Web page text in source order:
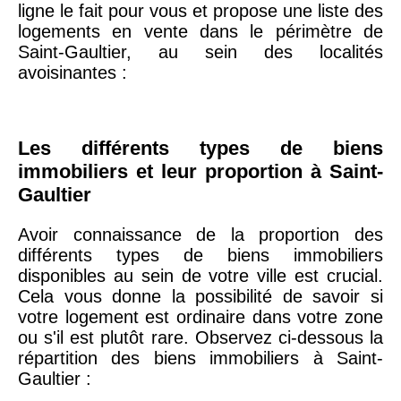
75019 -Paris
19ème
51100 - Reims 3 036 € 2 667 €
75013 -Paris
13ème
arrondissement
10 073 € 11 085 €
76600 - Le Havre 2 455 € 2 453 €
42000 -Saint-
Étienne
1 404 € 2 013 €
ligne le fait pour vous et propose une liste des
logements en vente dans le périmètre de
Saint-Gaultier, au sein des localités
avoisinantes :
Les différents types de biens
immobiliers et leur proportion à Saint-
Gaultier
Avoir connaissance de la proportion des
différents types de biens immobiliers
disponibles au sein de votre ville est crucial.
Cela vous donne la possibilité de savoir si
votre logement est ordinaire dans votre zone
ou s'il est plutôt rare. Observez ci-dessous la
répartition des biens immobiliers à Saint-
Gaultier :